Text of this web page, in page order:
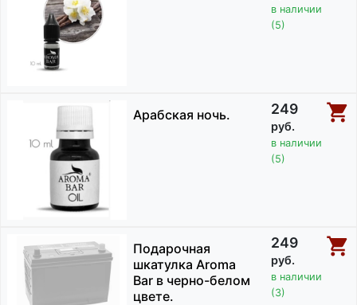
в наличии
(5)
Арабская ночь. 249
руб.
в наличии
(5)
Подарочная
шкатулка Aroma
Bar в черно-белом
цвете.
249
руб.
в наличии
(3)